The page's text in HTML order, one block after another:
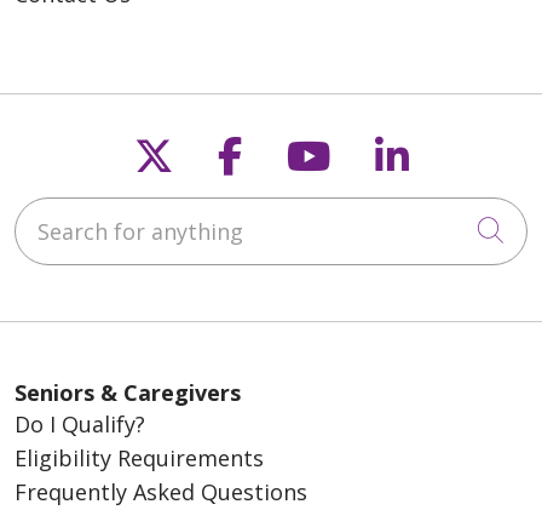
Follow us on X
Follow us on
Follow us on
Follow
Search for anything
Seniors & Caregivers
Do I Qualify?
Eligibility Requirements
Frequently Asked Questions